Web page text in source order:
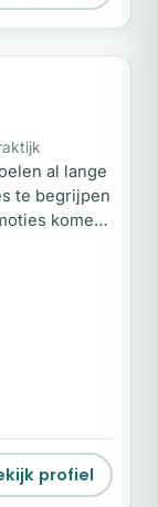
al lange
te begrijpen
komen
In mijn
de norm
werkt.
profiel